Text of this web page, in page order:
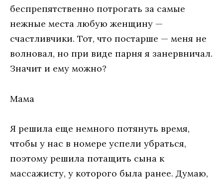
беспрепятственно потрогать за самые
нежные места любую женщину —
счастливчики. Тот, что постарше — меня не
волновал, но при виде парня я занервничал.
Значит и ему можно?
Мама
Я решила еще немного потянуть время,
чтобы у нас в номере успели убраться,
поэтому решила потащить сына к
массажисту, у которого была ранее. Думаю,